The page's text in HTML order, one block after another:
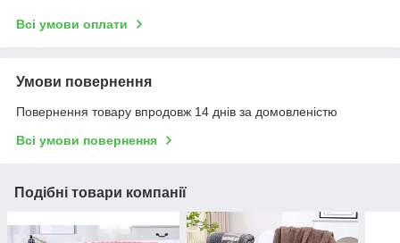
Всі умови оплати
Умови повернення
Повернення товару впродовж 14 днів за домовленістю
Всі умови повернення
Подібні товари компанії